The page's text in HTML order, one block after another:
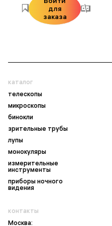
для
заказа
каталог
телескопы
микроскопы
бинокли
зрительные трубы
лупы
монокуляры
измерительные
инструменты
приборы ночного
видения
контакты
Москва: